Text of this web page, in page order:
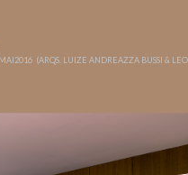
(ARQS. LUIZE ANDREAZZA BUSSI &